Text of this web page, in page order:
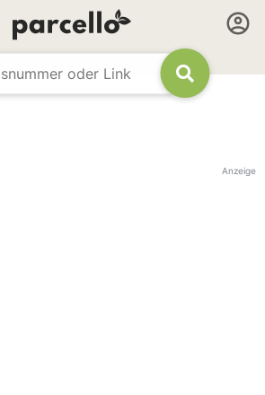
Anzeige